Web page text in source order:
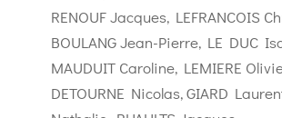
RENOUF Jacques, LEFRANCOIS
BOULANG Jean-Pierre, LE DUC
MAUDUIT Caroline, LEMIERE
DETOURNE Nicolas, GIARD